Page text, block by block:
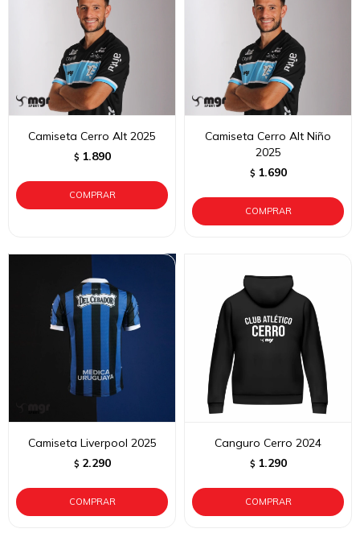
Camiseta Cerro Alt 2025
$ 1.890
Camiseta Cerro Alt Niño
2025
$ 1.690
Camiseta Liverpool 2025
$ 2.290
Canguro Cerro 2024
$ 1.290